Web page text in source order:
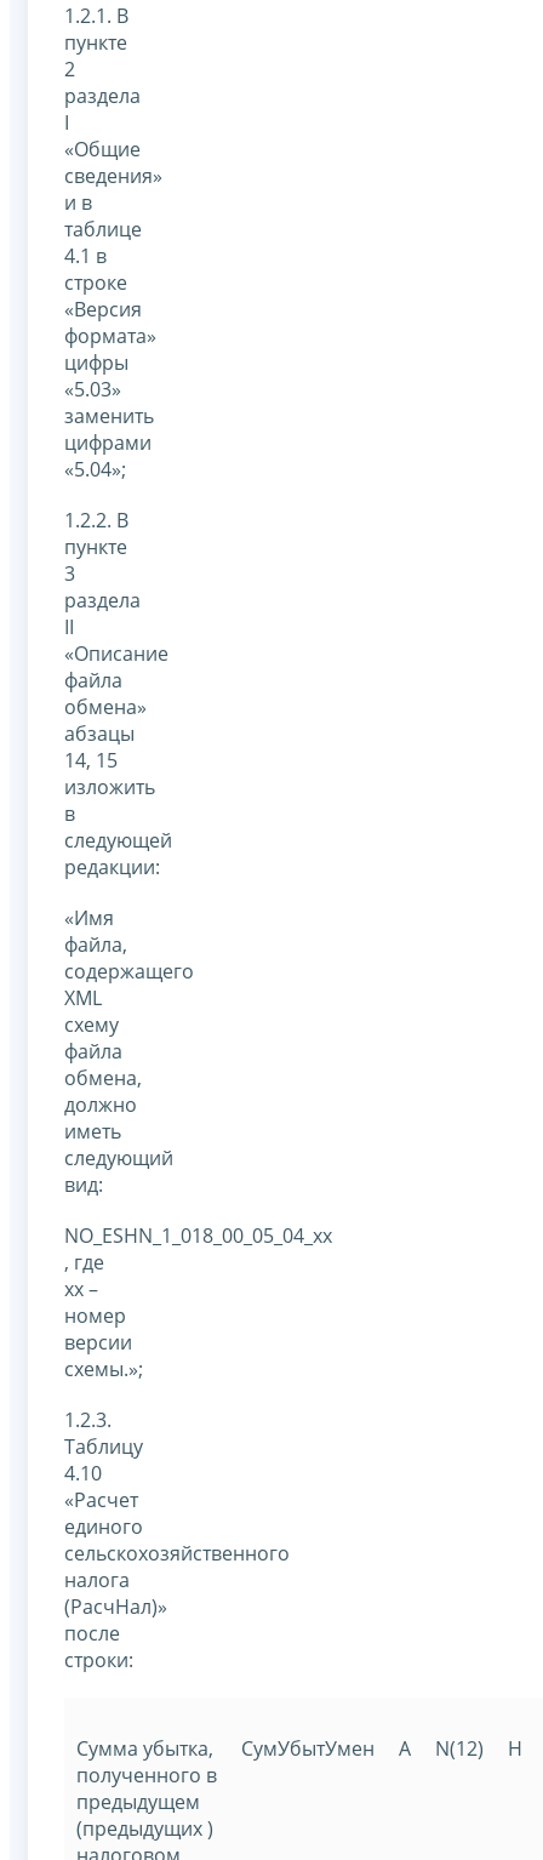
1.2.1. В
пункте
2
раздела
I
«Общие
сведения»
и в
таблице
4.1 в
строке
«Версия
формата»
цифры
«5.03»
заменить
цифрами
«5.04»;
1.2.2. В
пункте
3
раздела
II
«Описание
файла
обмена»
абзацы
14, 15
изложить
в
следующей
редакции:
«Имя
файла,
содержащего
XML
схему
файла
обмена,
должно
иметь
следующий
вид:
NO_ESHN_1_018_00_05_04_xx
, где
хх –
номер
версии
схемы.»;
1.2.3.
Таблицу
4.10
«Расчет
единого
сельскохозяйственного
налога
(РасчНал)»
после
строки:
Сумма убытка,
полученного в
предыдущем
(предыдущих )
налоговом
СумУбытУмен A N(12) Н